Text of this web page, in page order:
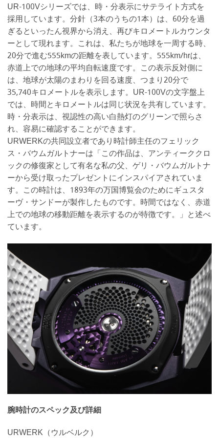
UR-100Vシリーズでは、時・分表示にサテライト方式を
採用しています。分針（3本のうちの1本）は、60分を過
ぎるといったん視界から消え、再びキロメートルカウンタ
ーとして現れます。これは、私たちが地球を一周する時、
20分で進む555kmの距離を表しています。555km/hrは、
赤道上での地球の平均自転速度です。この表示反対側に
は、地球が太陽のまわりを回る速度、つまり20分で
35,740キロメートルを表示します。UR-100Vの文字盤上
では、時間とキロメートルは同じ状況を共有しています。
時・分表示は、視認性の高い白熱灯のグリーンで照らさ
れ、容易に確認することができます。
URWERKの共同設立者であり時計師主任のフェリック
ス・バウムガルトナーは「この作品は、アンティーククロ
ックの修復家として有名な私の父、ゲリ・バウムガルトナ
ーから受け取ったプレゼントにインスパイアされていま
す。この時計は、1893年の万国博覧会のためにギュスタ
ーヴ・サンドーが製作したものです。時間ではなく、赤道
上での地球の移動距離を表示するのが特徴です。」と述べ
ています。
腕時計のスペック及び詳細
URWERK（ウルベルク）